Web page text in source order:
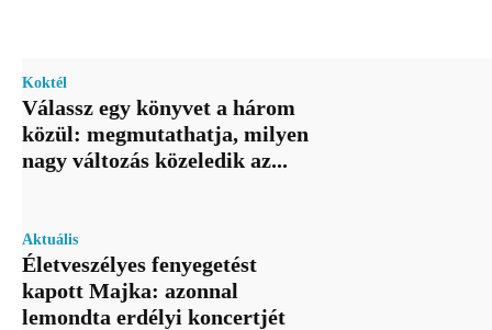
Koktél
Válassz egy könyvet a három
közül: megmutathatja, milyen
nagy változás közeledik az...
Aktuális
Életveszélyes fenyegetést
kapott Majka: azonnal
lemondta erdélyi koncertjét